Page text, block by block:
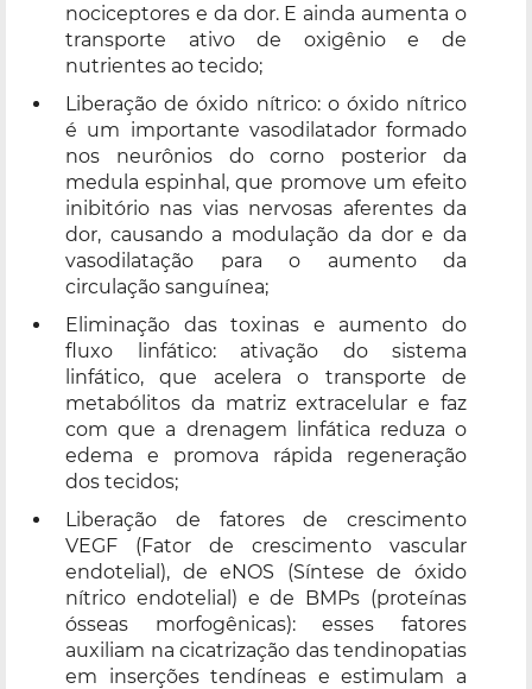
nociceptores e da dor. E ainda aumenta o
transporte ativo de oxigênio e de
nutrientes ao tecido;
Liberação de óxido nítrico: o óxido nítrico
é um importante vasodilatador formado
nos neurônios do corno posterior da
medula espinhal, que promove um efeito
inibitório nas vias nervosas aferentes da
dor, causando a modulação da dor e da
vasodilatação para o aumento da
circulação sanguínea;
Eliminação das toxinas e aumento do
fluxo linfático: ativação do sistema
linfático, que acelera o transporte de
metabólitos da matriz extracelular e faz
com que a drenagem linfática reduza o
edema e promova rápida regeneração
dos tecidos;
Liberação de fatores de crescimento
VEGF (Fator de crescimento vascular
endotelial), de eNOS (Síntese de óxido
nítrico endotelial) e de BMPs (proteínas
ósseas morfogênicas): esses fatores
auxiliam na cicatrização das tendinopatias
em inserções tendíneas e estimulam a